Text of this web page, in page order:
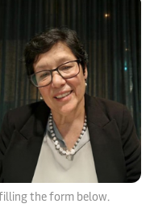
the form below.